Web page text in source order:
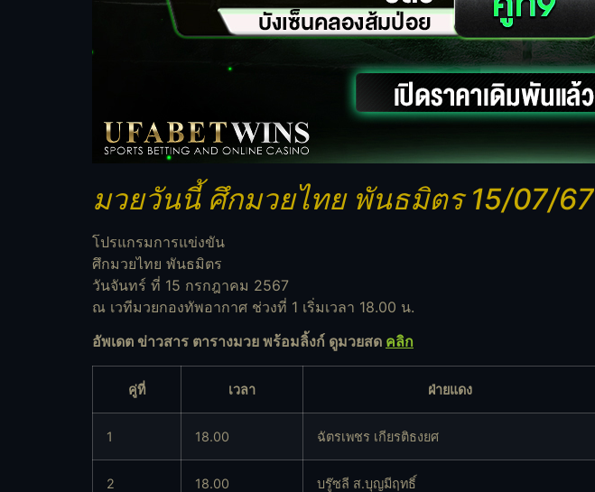
มวยวันนี้ ศึกมวยไทย พันธมิตร 15/07/67
โปรแกรมการแข่งขัน
ศึกมวยไทย พันธมิตร
วันจันทร์ ที่ 15 กรกฎาคม 2567
ณ เวทีมวยกองทัพอากาศ ช่วงที่ 1 เริ่มเวลา 18.00 น.
อัพเดต ข่าวสาร ตารางมวย พร้อมลิ้งก์ ดูมวยสด คลิก
คู่ที่ เวลา ฝ่ายแดง
1 18.00 ฉัตรเพชร เกียรติธงยศ
2 18.00 บรู๊ซลี ส.บุญมีฤทธิ์